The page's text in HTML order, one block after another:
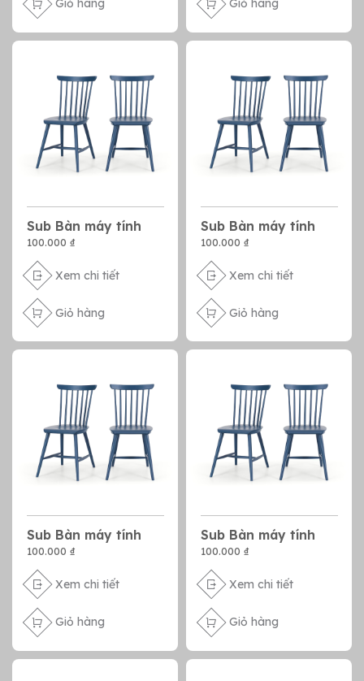
Giỏ hàng Giỏ hàng
Sub Bàn máy tính
100.000 ₫
Xem chi tiết
Giỏ hàng
Sub Bàn máy tính
100.000 ₫
Xem chi tiết
Giỏ hàng
Sub Bàn máy tính
100.000 ₫
Xem chi tiết
Giỏ hàng
Sub Bàn máy tính
100.000 ₫
Xem chi tiết
Giỏ hàng